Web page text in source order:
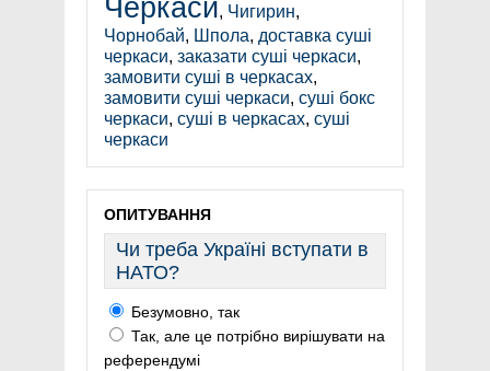
Черкаси, Чигирин,
Чорнобай, Шпола, доставка суші
черкаси, заказати суші черкаси,
замовити суші в черкасах,
замовити суші черкаси, суші бокс
черкаси, суші в черкасах, суші
черкаси
ОПИТУВАННЯ
Чи треба Україні вступати в
НАТО?
Безумовно, так
Так, але це потрібно вирішувати на
референдумі